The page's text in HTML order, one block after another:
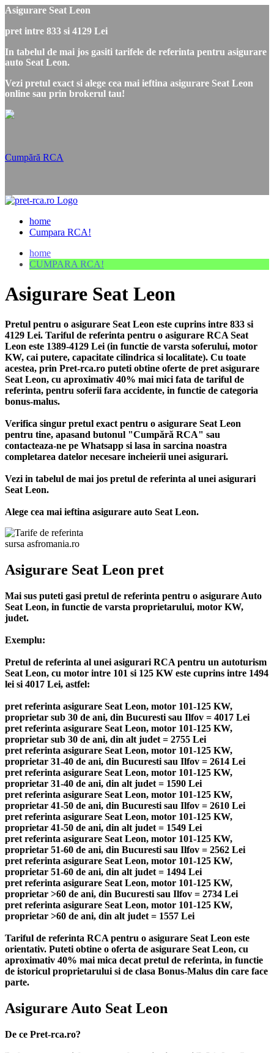
Asigurare Seat Leon
pret intre 833 si 4129 Lei
In tabelul de mai jos gasiti tarifele de referinta pentru asigurare
auto Seat Leon.
Vezi pretul exact si alege cea mai ieftina asigurare Seat Leon
online sau prin brokerul tau!
Cumpără RCA
home
Cumpara RCA!
home
CUMPARA RCA!
Asigurare Seat Leon
Pretul pentru o asigurare Seat Leon este cuprins intre 833 si
4129 Lei. Tariful de referinta pentru o asigurare RCA Seat
Leon este 1389-4129 Lei (in functie de varsta soferului, motor
KW, cai putere, capacitate cilindrica si localitate). Cu toate
acestea, prin Pret-rca.ro puteti obtine oferte de pret asigurare
Seat Leon, cu aproximativ 40% mai mici fata de tariful de
referinta, pentru soferii fara accidente, in functie de categoria
bonus-malus.
Verifica singur pretul exact pentru o asigurare Seat Leon
pentru tine, apasand butonul "Cumpără RCA" sau
contacteaza-ne pe Whatsapp si lasa in sarcina noastra
completarea datelor necesare incheierii unei asigurari.
Vezi in tabelul de mai jos pretul de referinta al unei asigurari
Seat Leon.
Alege cea mai ieftina asigurare auto Seat Leon.
sursa asfromania.ro
Asigurare Seat Leon pret
Mai sus puteti gasi pretul de referinta pentru o asigurare Auto
Seat Leon, in functie de varsta proprietarului, motor KW,
judet.
Exemplu:
Pretul de referinta al unei asigurari RCA pentru un autoturism
Seat Leon, cu motor intre 101 si 125 KW este cuprins intre 1494
lei si 4017 Lei, astfel:
pret referinta asigurare Seat Leon, motor 101-125 KW,
proprietar sub 30 de ani, din Bucuresti sau Ilfov = 4017 Lei
pret referinta asigurare Seat Leon, motor 101-125 KW,
proprietar sub 30 de ani, din alt judet = 2755 Lei
pret referinta asigurare Seat Leon, motor 101-125 KW,
proprietar 31-40 de ani, din Bucuresti sau Ilfov = 2614 Lei
pret referinta asigurare Seat Leon, motor 101-125 KW,
proprietar 31-40 de ani, din alt judet = 1590 Lei
pret referinta asigurare Seat Leon, motor 101-125 KW,
proprietar 41-50 de ani, din Bucuresti sau Ilfov = 2610 Lei
pret referinta asigurare Seat Leon, motor 101-125 KW,
proprietar 41-50 de ani, din alt judet = 1549 Lei
pret referinta asigurare Seat Leon, motor 101-125 KW,
proprietar 51-60 de ani, din Bucuresti sau Ilfov = 2562 Lei
pret referinta asigurare Seat Leon, motor 101-125 KW,
proprietar 51-60 de ani, din alt judet = 1494 Lei
pret referinta asigurare Seat Leon, motor 101-125 KW,
proprietar >60 de ani, din Bucuresti sau Ilfov = 2734 Lei
pret referinta asigurare Seat Leon, motor 101-125 KW,
proprietar >60 de ani, din alt judet = 1557 Lei
Tariful de referinta RCA pentru o asigurare Seat Leon este
orientativ. Puteti obtine o oferta de asigurare Seat Leon, cu
aproximativ 40% mai mica decat pretul de referinta, in functie
de istoricul proprietarului si de clasa Bonus-Malus din care face
parte.
Asigurare Auto Seat Leon
De ce Pret-rca.ro?